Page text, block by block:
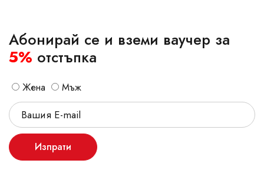
Абонирай се и вземи ваучер за
5% отстъпка
Жена Мъж
Изпрати